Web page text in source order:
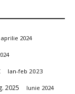
aprilie 2024
Ian-feb 2023
2025 Iunie 2024